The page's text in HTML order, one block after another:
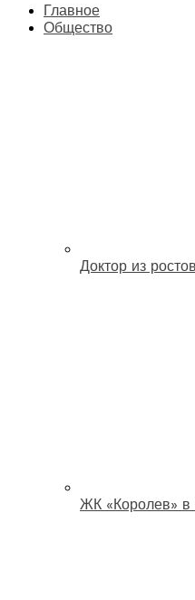
Главное
Общество
Доктор из
ЖК «Королев» в